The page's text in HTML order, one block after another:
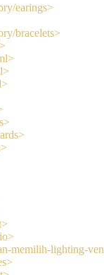
earings>
bracelets>
memilih-lighting-